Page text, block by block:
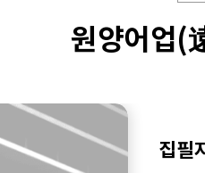
원양어업(
집필